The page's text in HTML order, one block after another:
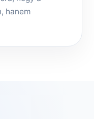
hanem